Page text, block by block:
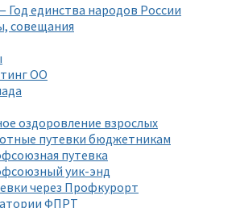
Год единства народов России
совещания
ОО
оздоровление взрослых
путевки бюджетникам
путевка
уик-энд
через Профкурорт
ФПРТ